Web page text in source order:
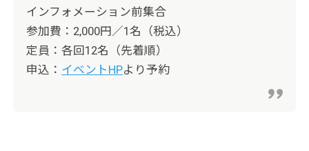
インフォメーション前集合
参加費：2,000円／1名（税込）
定員：各回12名（先着順）
申込： イベントHPより予約